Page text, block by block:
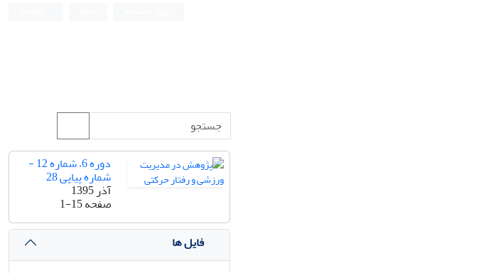
دوره 6، شماره 12 -
شماره پیاپی 28
آذر 1395
صفحه1-15
فایل ها